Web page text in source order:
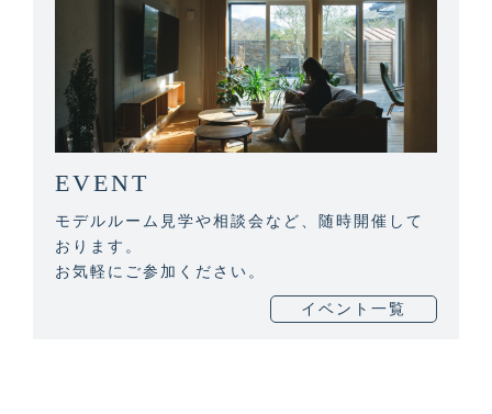
EVENT
モデルルーム見学や相談会など、随時開催して
おります。
お気軽にご参加ください。
イベント一覧